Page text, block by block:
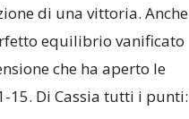
di una vittoria. Anche
equilibrio vanificato
che ha aperto le
15. Di Cassia tutti i punti: